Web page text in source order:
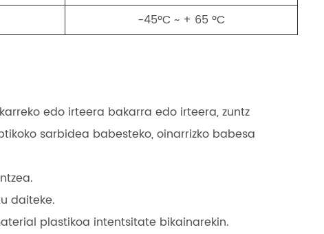
-45ºC ~ + 65 ºC
edo irteera bakarra edo irteera, zuntz
sarbidea babesteko, oinarrizko babesa
daiteke.
plastikoa intentsitate bikainarekin.